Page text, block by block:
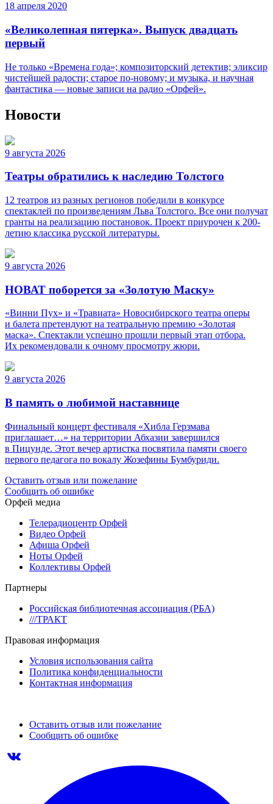
18 апреля 2020
«Великолепная пятерка». Выпуск двадцать
первый
Не только «Времена года»; композиторский детектив; эликсир
чистейшей радости; старое по-новому; и музыка, и научная
фантастика — новые записи на радио «Орфей».
Новости
9 августа 2026
Театры обратились к наследию Толстого
12 театров из разных регионов победили в конкурсе
спектаклей по произведениям Льва Толстого. Все они получат
гранты на реализацию постановок. Проект приурочен к 200-
летию классика русской литературы.
9 августа 2026
НОВАТ поборется за «Золотую Маску»
«Винни Пух» и «Травиата» Новосибирского театра оперы
и балета претендуют на театральную премию «Золотая
маска». Спектакли успешно прошли первый этап отбора.
Их рекомендовали к очному просмотру жюри.
9 августа 2026
В память о любимой наставнице
Финальный концерт фестиваля «Хибла Герзмава
приглашает…» на территории Абхазии завершился
в Пицунде. Этот вечер артистка посвятила памяти своего
первого педагога по вокалу Жозефины Бумбуриди.
Оставить отзыв или пожелание
Сообщить об ошибке
Орфей медиа
Телерадиоцентр Орфей
Видео Орфей
Афиша Орфей
Ноты Орфей
Коллективы Орфей
Партнеры
Российская библиотечная ассоциация (РБА)
///ТРАКТ
Правовая информация
Условия использования сайта
Политика конфиденциальности
Контактная информация
Оставить отзыв или пожелание
Сообщить об ошибке